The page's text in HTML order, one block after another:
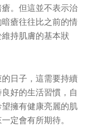
。但這並不表示治
瘡往往比之前的情
持肌膚的基本狀
日子，這需要持續
好的生活習慣，自
擁有健康亮麗的肌
定會有所期待。